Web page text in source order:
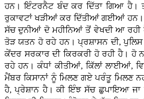
ਹਨ। ਇੰਟਰਨੈਟ ਬੰਦ ਕਰ ਦਿੱਤਾ ਗਿਆ ਹੈ।
ਰੁਕਾਵਟਾਂ ਖੜੀਆਂ ਕਰ ਦਿੱਤੀਆਂ ਗਈਆਂ ਹਨ।
ਸੱਚ ਦੁਨੀਆਂ ਦੋ ਮਹੀਨਿਆਂ ਤੋਂ ਵੇਖਦੀ ਆ ਰਹੀ
ਤੋੜ ਯਤਨ ਹੋ ਰਹੇ ਹਨ। ਪ੍ਰਸ਼ਾਸਨ ਦੀ, ਪੁਲਿਸ
ਕੇਂਦਰ ਸਰਕਾਰ ਦੀ ਕਿਰਕਰੀ ਹੋ ਰਹੀ ਹੈ। ਹੋ
ਰਹੇ ਹਨ। ਕੰਧਾਂ ਕੀਤੀਆਂ, ਕਿੱਲਾਂ ਲਾਈਆਂ,
ਮੈਂਬਰ ਕਿਸਾਨਾਂ ਨੂੰ ਮਿਲਣ ਗਏ ਪਰੰਤੂ ਮਿਲਣ
ਹੈ, ਪ੍ਰੇਸ਼ਾਨ ਹੈ। ਕੀ ਇੰਝ ਸੱਚ ਛੁਪਾਇਆ ਜਾ